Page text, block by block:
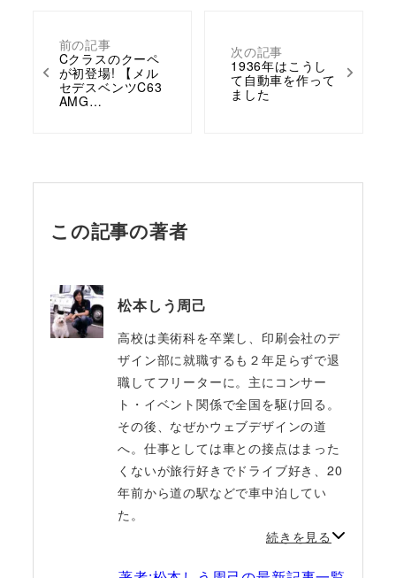
前の記事
Cクラスのクーペ
が初登場! 【メル
セデスベンツC63
AMG…
次の記事
1936年はこうし
て自動車を作って
ました
この記事の著者
松本しう周己
高校は美術科を卒業し、印刷会社のデ
ザイン部に就職するも２年足らずで退
職してフリーターに。主にコンサー
ト・イベント関係で全国を駆け回る。
その後、なぜかウェブデザインの道
へ。仕事としては車との接点はまった
くないが旅行好きでドライブ好き、20
年前から道の駅などで車中泊してい
た。
続きを見る